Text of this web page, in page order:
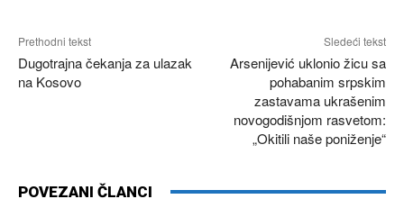
Prethodni tekst
Dugotrajna čekanja za ulazak
na Kosovo
Sledeći tekst
Arsenijević uklonio žicu sa
pohabanim srpskim
zastavama ukrašenim
novogodišnjom rasvetom:
„Okitili naše poniženje“
POVEZANI ČLANCI